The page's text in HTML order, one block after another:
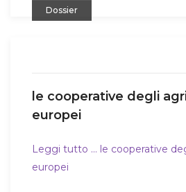
Dossier
le cooperative degli
europei
Leggi tutto … le cooperative
europei